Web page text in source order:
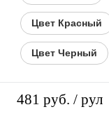
Цвет Красный
Цвет Черный
481 руб. / рул